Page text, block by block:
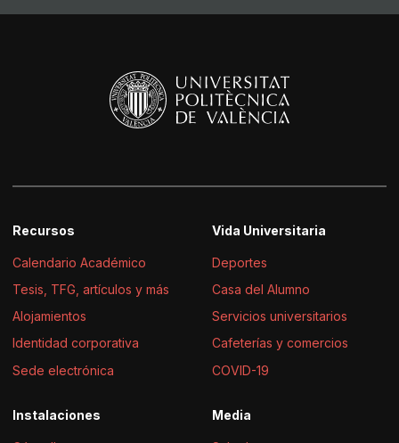
Recursos
Calendario Académico
Tesis, TFG, artículos y más
Alojamientos
Identidad corporativa
Sede electrónica
Vida Universitaria
Deportes
Casa del Alumno
Servicios universitarios
Cafeterías y comercios
COVID-19
Instalaciones Media